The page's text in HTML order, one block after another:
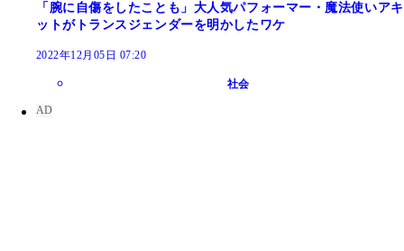
「腕に自傷をしたことも」大人気パフォーマー・魔法使いアキ
ットがトランスジェンダーを明かしたワケ
2022年12月05日 07:20
社会